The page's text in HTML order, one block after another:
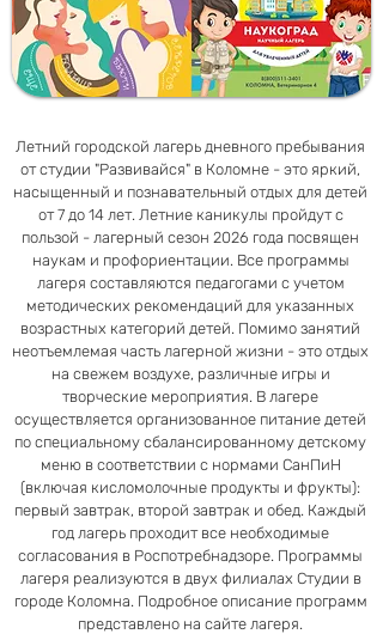
Летний городской лагерь дневного пребывания
от студии "Развивайся" в Коломне - это яркий,
насыщенный и познавательный отдых для детей
от 7 до 14 лет. Летние каникулы пройдут с
пользой - лагерный сезон 2026 года посвящен
наукам и профориентации. Все программы
лагеря составляются педагогами с учетом
методических рекомендаций для указанных
возрастных категорий детей. Помимо занятий
неотъемлемая часть лагерной жизни - это отдых
на свежем воздухе, различные игры и
творческие мероприятия. В лагере
осуществляется организованное питание детей
по специальному сбалансированному детскому
меню в соответствии с нормами СанПиН
(включая кисломолочные продукты и фрукты):
первый завтрак, второй завтрак и обед. Каждый
год лагерь проходит все необходимые
согласования в Роспотребнадзоре. Программы
лагеря реализуются в двух филиалах Студии в
городе Коломна. Подробное описание программ
представлено на сайте лагеря.